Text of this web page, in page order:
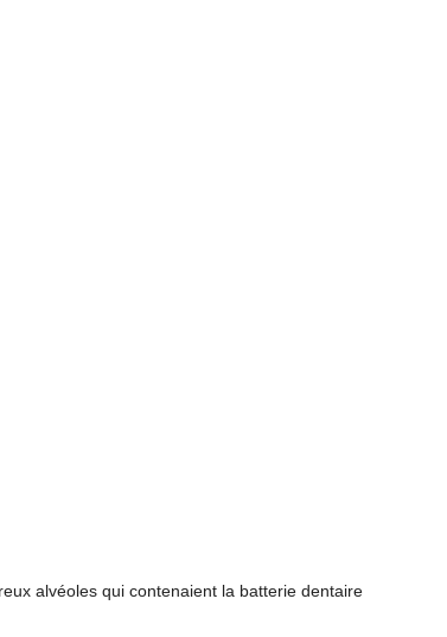
alvéoles qui contenaient la batterie dentaire